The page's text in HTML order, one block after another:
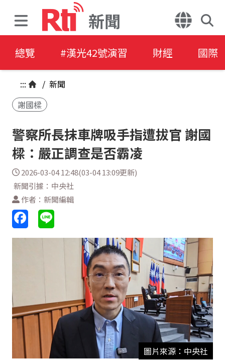
新聞
總覽 #漢光42號演習 財經 國際
::: / 新聞
謝國樑
警察所長抹車牌吸手指遭拔官 謝國
樑：嚴正調查是否霸凌
2026-03-04 12:48(03-04 13:09更新)
新聞引據：中央社
作者：新聞編輯
圖片來源：中央社